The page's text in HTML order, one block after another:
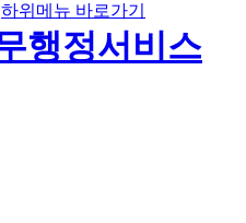
하위메뉴 바로가기